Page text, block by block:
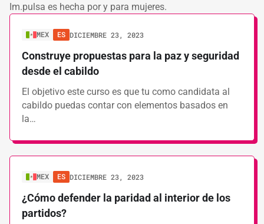
Im.pulsa es hecha por y para mujeres.
MEX ES DICIEMBRE 23, 2023
Construye propuestas para la paz y seguridad
desde el cabildo
El objetivo este curso es que tu como candidata al
cabildo puedas contar con elementos basados en
la…
MEX ES DICIEMBRE 23, 2023
¿Cómo defender la paridad al interior de los
partidos?